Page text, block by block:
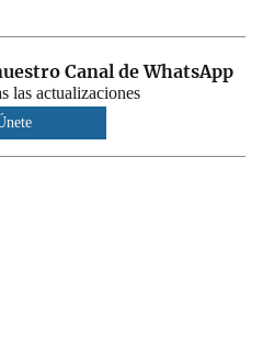
Canal de WhatsApp
las actualizaciones